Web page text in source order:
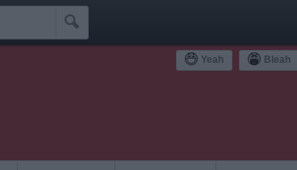

Yeah Bleah